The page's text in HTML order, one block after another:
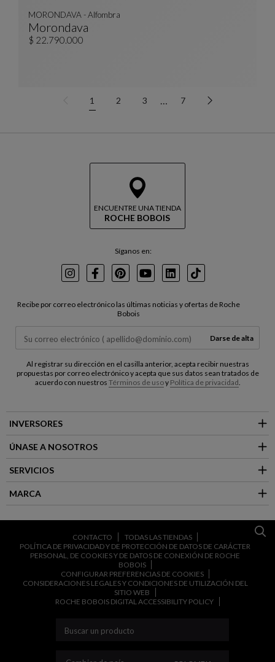
Morondava
MORONDAVA - Alfombra
Ver Descripción Completa
MORONDAVA - Alfombra
$ 22.790.000
1 2 3 … 7
ENCUENTRE UNA TIENDA
ROCHE BOBOIS
Síganos en:
InstagramFacebookPinterest
YoutubeLinkedInTikTok
Recibe por correo electrónico las últimas noticias y ofertas de Roche
Bobois
Darse de alta
Al registrar su dirección en el casilla anterior, acepta recibir nuestras
propuestas por correo electrónico y acepta que sus datos sean tratados de
acuerdo con nuestros Términos de usoy Política de privacidad.
INVERSORES
ÚNASE A NOSOTROS
SERVICIOS
MARCA
CONTACTO
TODAS LAS TIENDAS
POLÍTICA DE PRIVACIDAD Y DE PROTECCIÓN DE DATOS DE CARÁCTER
PERSONAL, DE COOKIES Y DE DATOS DE CONEXIÓN DE ROCHE
BOBOIS
CONFIGURAR PREFERENCIAS DE COOKIES
CONSIDERACIONES LEGALES Y CONDICIONES DE UTILIZACIÓN DEL
SITIO WEB
ROCHE BOBOIS DIGITAL ACCESSIBILITY POLICY